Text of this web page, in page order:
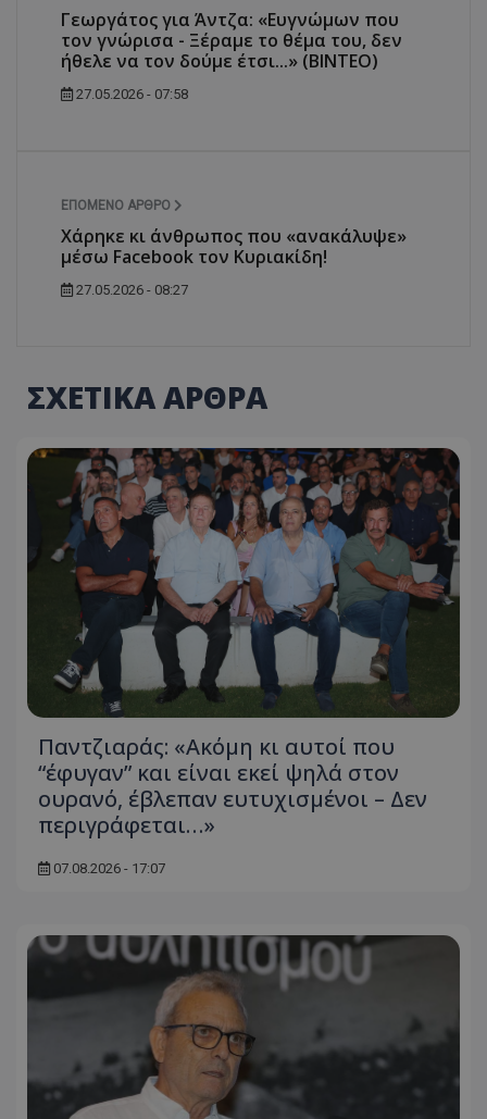
Γεωργάτος για Άντζα: «Ευγνώμων που
τον γνώρισα - Ξέραμε το θέμα του, δεν
ήθελε να τον δούμε έτσι...» (ΒΙΝΤΕΟ)
27.05.2026 - 07:58
ΕΠΌΜΕΝΟ ΆΡΘΡΟ
Χάρηκε κι άνθρωπος που «ανακάλυψε»
μέσω Facebook τον Κυριακίδη!
27.05.2026 - 08:27
ΣΧΕΤΙΚΑ ΑΡΘΡΑ
Παντζιαράς: «Ακόμη κι αυτοί που
“έφυγαν” και είναι εκεί ψηλά στον
ουρανό, έβλεπαν ευτυχισμένοι – Δεν
περιγράφεται…»
07.08.2026 - 17:07